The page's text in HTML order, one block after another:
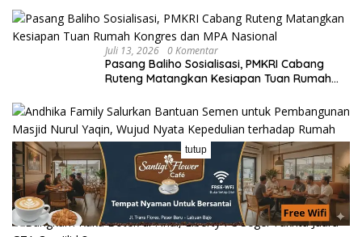
Juli 13, 2026 0 Komentar
Pasang Baliho Sosialisasi, PMKRI Cabang
Ruteng Matangkan Kesiapan Tuan Rumah
Juli 13, 2026 0 Komentar
Andhika Family Salurkan Bantuan Semen
untuk Pembangunan Masjid Nurul Yaqin,
Wujud Nyata Kepedulian terhadap Rumah
Ibadah
tutup